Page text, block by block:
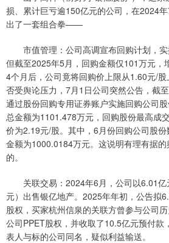
损、累计巨亏逾150亿元的公司，在2024
出了一套组合拳——
市值管理：公司高调宣布回购计划，实
但截至2025年5月，回购金额仅101万元，
4个月后，公司竟将回购价上限从1.60元/
否受舆论压力，7月1日公司突然公告，截
通过股份回购专用证券账户实施回购公司
总金额为1101.478万元，回购股份最高成
价为2.19元/股。其中，6月份回购公司股
金额为1000.0184万元。这说明有理有据
的。
关联交易：2024年6月，公司以6.01亿
元）出售银亿地产。2025年年初，公告拟
股权，买家杭州信泉的关联方曾参与公司
公司PPET股权，并收取了10.5亿元预付款
表人与标的公司同名，疑似利益输送。